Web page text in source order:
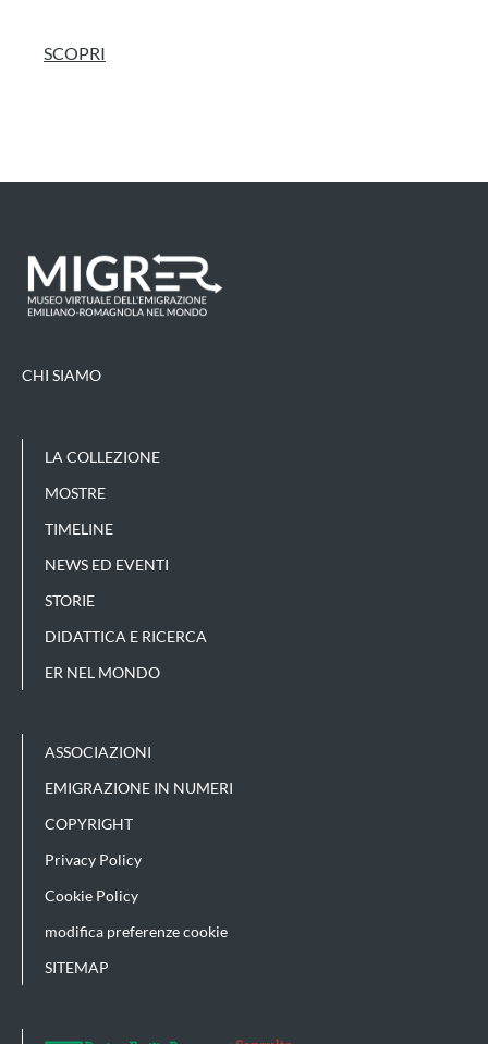
SCOPRI
CHI SIAMO
LA COLLEZIONE
MOSTRE
TIMELINE
NEWS ED EVENTI
STORIE
DIDATTICA E RICERCA
ER NEL MONDO
ASSOCIAZIONI
EMIGRAZIONE IN NUMERI
COPYRIGHT
Privacy Policy
Cookie Policy
modifica preferenze cookie
SITEMAP